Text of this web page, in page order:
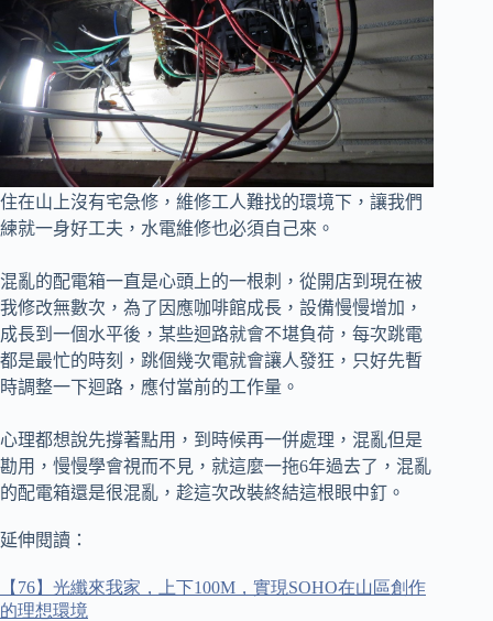
住在山上沒有宅急修，維修工人難找的環境下，讓我們
練就一身好工夫，水電維修也必須自己來。
混亂的配電箱一直是心頭上的一根刺，從開店到現在被
我修改無數次， 為了因應咖啡館成長，設備慢慢增加，
成長到一個水平後，某些迴路就會不堪負荷，每次跳電
都是最忙的時刻，跳個幾次電就會讓人發狂，只好先暫
時調整一下迴路，應付當前的工作量。
心理都想說先撐著點用，到時候再一併處理，混亂但是
勘用，慢慢學會視而不見， 就這麼一拖6年過去了，混亂
的配電箱還是很混亂，趁這次改裝終結這根眼中釘。
延伸閱讀：
【 76】光纖來我家，上下100M ，實現SOHO在山區創作
的理想環境